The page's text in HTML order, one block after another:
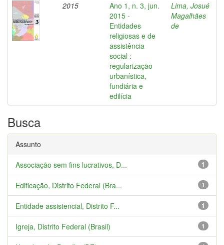
2015
Ano 1, n. 3, jun.
2015 -
Entidades
religiosas e de
assistência
social :
regularização
urbanística,
fundiária e
edilícia
Lima, Josué
Magalhães
de
Busca
Assunto
1
Associação sem fins lucrativos, D...
1
Edificação, Distrito Federal (Bra...
1
Entidade assistencial, Distrito F...
1
Igreja, Distrito Federal (Brasil)